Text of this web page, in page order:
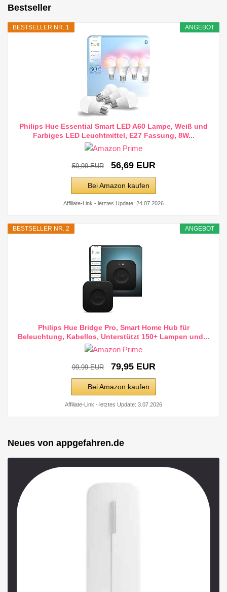
Bestseller
ANGEBOT
BESTSELLER NR. 1
Philips Hue Essential Smart LED A60 Lampe, Weiß und
Farbiges LED Leuchtmittel, E27 Fassung, 8W...
59,99 EUR 56,69 EUR
Bei Amazon kaufen
Affiliate-Link - letztes Update: 24.07.2026
ANGEBOT
BESTSELLER NR. 2
Philips Hue Bridge Pro, Smart Home Hub für
Beleuchtung, Kabellos, Unterstützt 150+ Lampen und...
99,99 EUR 79,95 EUR
Bei Amazon kaufen
Affiliate-Link - letztes Update: 3.07.2026
Neues von appgefahren.de